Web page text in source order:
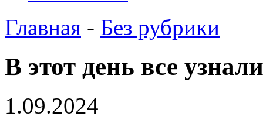
Главная - Без рубрики
В этот день все
1.09.2024